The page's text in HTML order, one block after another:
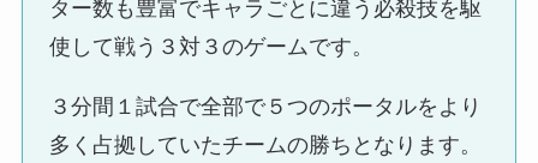
ター数も豊富でキャラごとに違う必殺技を駆
使して戦う３対３のゲームです。
３分間１試合で全部で５つのポータルをより
多く占拠していたチームの勝ちとなります。